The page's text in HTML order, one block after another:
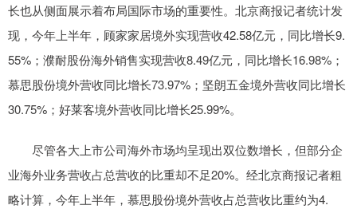
长也从侧面展示着布局国际市场的重要性。北京商报记者统计发
现，今年上半年，顾家家居境外实现营收42.58亿元，同比增长9.
55%；濮耐股份海外销售实现营收8.49亿元，同比增长16.98%；
慕思股份境外营收同比增长73.97%；坚朗五金境外营收同比增长
30.75%；好莱客境外营收同比增长25.99%。
尽管各大上市公司海外市场均呈现出双位数增长，但部分企
业海外业务营收占总营收的比重却不足20%。经北京商报记者粗
略计算，今年上半年，慕思股份境外营收占总营收比重约为4.